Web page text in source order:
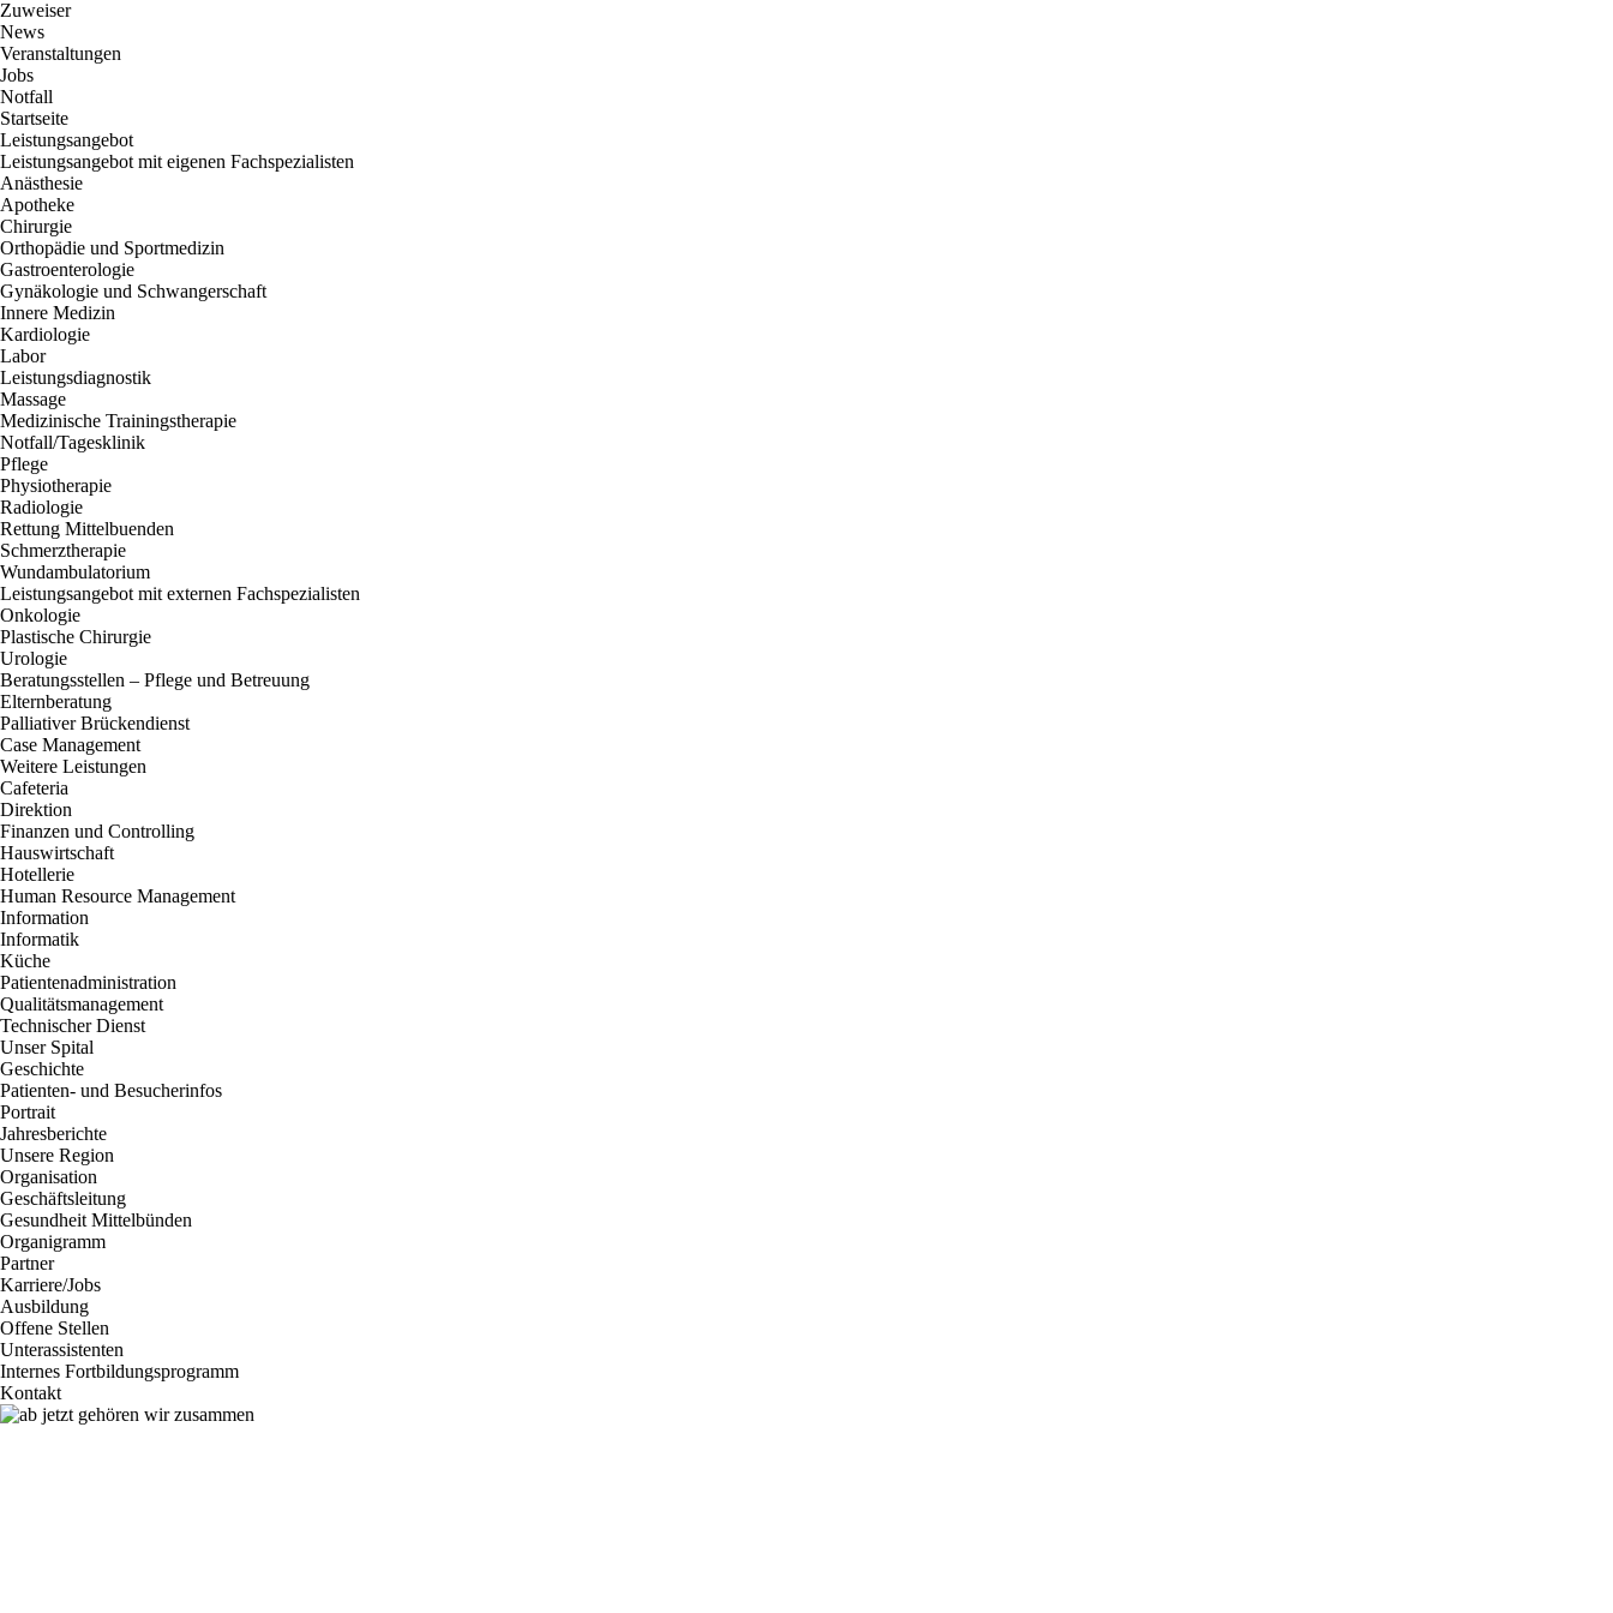
Zuweiser
News
Veranstaltungen
Jobs
Notfall
Startseite
Leistungsangebot
Leistungsangebot mit eigenen Fachspezialisten
Anästhesie
Apotheke
Chirurgie
Orthopädie und Sportmedizin
Gastroenterologie
Gynäkologie und Schwangerschaft
Innere Medizin
Kardiologie
Labor
Leistungsdiagnostik
Massage
Medizinische Trainingstherapie
Notfall/Tagesklinik
Pflege
Physiotherapie
Radiologie
Rettung Mittelbuenden
Schmerztherapie
Wundambulatorium
Leistungsangebot mit externen Fachspezialisten
Onkologie
Plastische Chirurgie
Urologie
Beratungsstellen – Pflege und Betreuung
Elternberatung
Palliativer Brückendienst
Case Management
Weitere Leistungen
Cafeteria
Direktion
Finanzen und Controlling
Hauswirtschaft
Hotellerie
Human Resource Management
Information
Informatik
Küche
Patientenadministration
Qualitätsmanagement
Technischer Dienst
Unser Spital
Geschichte
Patienten- und Besucherinfos
Portrait
Jahresberichte
Unsere Region
Organisation
Geschäftsleitung
Gesundheit Mittelbünden
Organigramm
Partner
Karriere/Jobs
Ausbildung
Offene Stellen
Unterassistenten
Internes Fortbildungsprogramm
Kontakt